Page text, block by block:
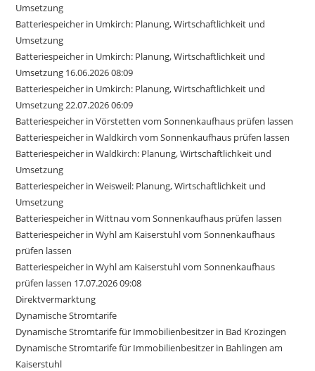
Umsetzung
Batteriespeicher in Umkirch: Planung, Wirtschaftlichkeit und
Umsetzung
Batteriespeicher in Umkirch: Planung, Wirtschaftlichkeit und
Umsetzung 16.06.2026 08:09
Batteriespeicher in Umkirch: Planung, Wirtschaftlichkeit und
Umsetzung 22.07.2026 06:09
Batteriespeicher in Vörstetten vom Sonnenkaufhaus prüfen lassen
Batteriespeicher in Waldkirch vom Sonnenkaufhaus prüfen lassen
Batteriespeicher in Waldkirch: Planung, Wirtschaftlichkeit und
Umsetzung
Batteriespeicher in Weisweil: Planung, Wirtschaftlichkeit und
Umsetzung
Batteriespeicher in Wittnau vom Sonnenkaufhaus prüfen lassen
Batteriespeicher in Wyhl am Kaiserstuhl vom Sonnenkaufhaus
prüfen lassen
Batteriespeicher in Wyhl am Kaiserstuhl vom Sonnenkaufhaus
prüfen lassen 17.07.2026 09:08
Direktvermarktung
Dynamische Stromtarife
Dynamische Stromtarife für Immobilienbesitzer in Bad Krozingen
Dynamische Stromtarife für Immobilienbesitzer in Bahlingen am
Kaiserstuhl